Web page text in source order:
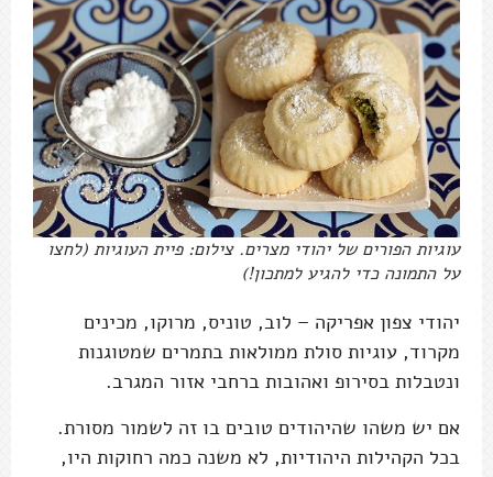
עוגיות הפורים של יהודי מצרים. צילום: פיית העוגיות (לחצו
על התמונה כדי להגיע למתכון!)
יהודי צפון אפריקה – לוב, טוניס, מרוקו, מכינים
מקרוד, עוגיות סולת ממולאות בתמרים שמטוגנות
ונטבלות בסירופ ואהובות ברחבי אזור המגרב.
אם יש משהו שהיהודים טובים בו זה לשמור מסורת.
בכל הקהילות היהודיות, לא משנה כמה רחוקות היו,